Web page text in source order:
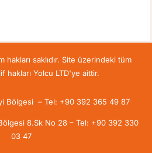
saklıdır. Site üzerindeki tüm
hakları Yolcu LTD'ye aittir.
Bölgesi – Tel: +90 392 365 49 87
8.Sk No 28 – Tel: +90 392 330
03 47